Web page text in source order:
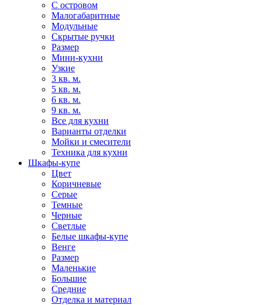
С островом
Малогабаритные
Модульные
Скрытые ручки
Размер
Мини-кухни
Узкие
3 кв. м.
5 кв. м.
6 кв. м.
9 кв. м.
Все для кухни
Варианты отделки
Мойки и смесители
Техника для кухни
Шкафы-купе
Цвет
Коричневые
Серые
Темные
Черные
Светлые
Белые шкафы-купе
Венге
Размер
Маленькие
Большие
Средние
Отделка и материал